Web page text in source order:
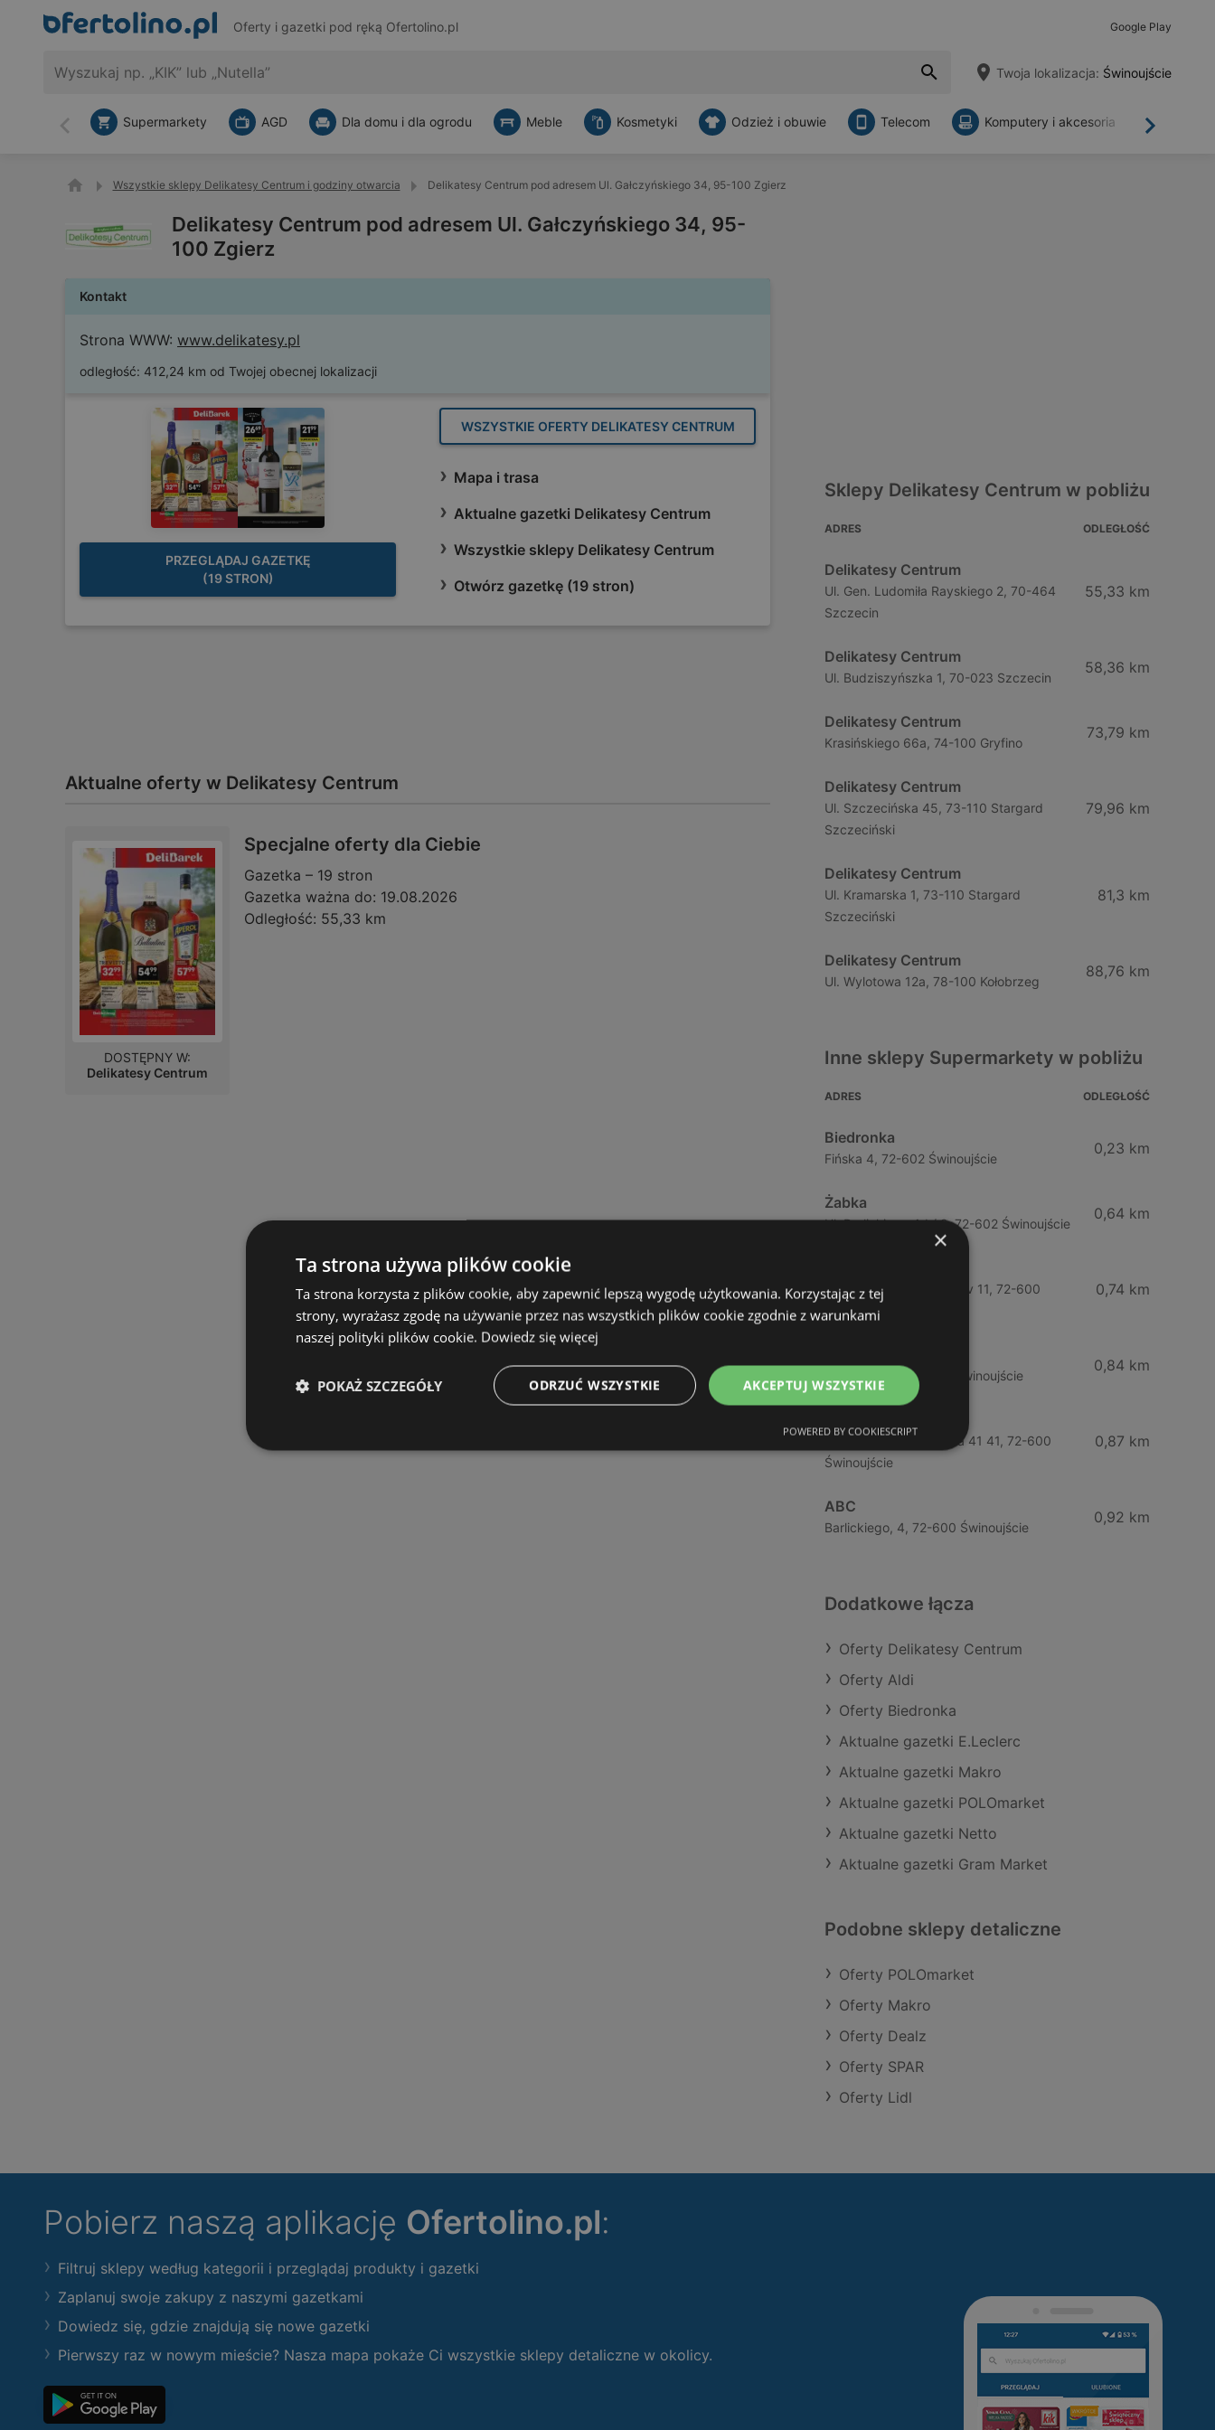
Oferty i gazetki pod ręką Ofertolino.pl Google Play
Twoja lokalizacja: Świnoujście
Wstecz Dalej
Supermarkety AGD Dla domu i dla ogrodu Meble Kosmetyki Odzież i obuwie Telecom Komputery i akcesoria
Wszystkie sklepy Delikatesy Centrum i godziny otwarcia Delikatesy Centrum pod adresem Ul. Gałczyńskiego 34, 95-100 Zgierz
Delikatesy Centrum pod adresem Ul. Gałczyńskiego 34, 95-
100 Zgierz
Kontakt
Strona WWW: www.delikatesy.pl
odległość: 412,24 km od Twojej obecnej lokalizacji
PRZEGLĄDAJ GAZETKĘ
(19 STRON)
WSZYSTKIE OFERTY DELIKATESY CENTRUM
Mapa i trasa
Aktualne gazetki Delikatesy Centrum
Wszystkie sklepy Delikatesy Centrum
Otwórz gazetkę (19 stron)
Aktualne oferty w Delikatesy Centrum
Specjalne oferty dla Ciebie
Gazetka – 19 stron
Gazetka ważna do: 19.08.2026
Odległość: 55,33 km
DOSTĘPNY W:
Delikatesy Centrum
Sklepy Delikatesy Centrum w pobliżu
ADRES ODLEGŁOŚĆ
Delikatesy Centrum
Ul. Gen. Ludomiła Rayskiego 2, 70-464
Szczecin
55,33 km
Delikatesy Centrum
Ul. Budziszyńszka 1, 70-023 Szczecin
58,36 km
Delikatesy Centrum
Krasińskiego 66a, 74-100 Gryfino
73,79 km
Delikatesy Centrum
Ul. Szczecińska 45, 73-110 Stargard
Szczeciński
79,96 km
Delikatesy Centrum
Ul. Kramarska 1, 73-110 Stargard
Szczeciński
81,3 km
Delikatesy Centrum
Ul. Wylotowa 12a, 78-100 Kołobrzeg
88,76 km
Inne sklepy Supermarkety w pobliżu
ADRES ODLEGŁOŚĆ
Biedronka
Fińska 4, 72-602 Świnoujście
0,23 km
Żabka
Ul. Barlickiego 4d / 2, 72-602 Świnoujście
0,64 km
Wybrzeze Władysława Iv 11, 72-600
Świnoujście
0,74 km
Chrobrego 9, 72-600 Świnoujście
0,84 km
Ul. Bohaterów Września 41 41, 72-600
Świnoujście
0,87 km
ABC
Barlickiego, 4, 72-600 Świnoujście
0,92 km
Dodatkowe łącza
Oferty Delikatesy Centrum
Oferty Aldi
Oferty Biedronka
Aktualne gazetki E.Leclerc
Aktualne gazetki Makro
Aktualne gazetki POLOmarket
Aktualne gazetki Netto
Aktualne gazetki Gram Market
Podobne sklepy detaliczne
Oferty POLOmarket
Oferty Makro
Oferty Dealz
Oferty SPAR
Oferty Lidl
Pobierz naszą aplikację Ofertolino.pl:
Filtruj sklepy według kategorii i przeglądaj produkty i gazetki
Zaplanuj swoje zakupy z naszymi gazetkami
Dowiedz się, gdzie znajdują się nowe gazetki
Pierwszy raz w nowym mieście? Nasza mapa pokaże Ci wszystkie sklepy detaliczne w okolicy.
×
Ta strona używa plików cookie
Ta strona korzysta z plików cookie, aby zapewnić lepszą wygodę użytkowania. Korzystając z tej
strony, wyrażasz zgodę na używanie przez nas wszystkich plików cookie zgodnie z warunkami
naszej polityki plików cookie. Dowiedz się więcej
AKCEPTUJ WSZYSTKIE
ODRZUĆ WSZYSTKIE
POKAŻ SZCZEGÓŁY
POWERED BY COOKIESCRIPT